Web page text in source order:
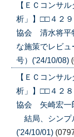
【ＥＣコンサ
析」】□□４２
協会 清水将平
な施策でレビュ
号）('24/10/08)
【ＥＣコンサ
析」】□□４２
協会 矢崎宏一
結局、シンプ
('24/10/01)